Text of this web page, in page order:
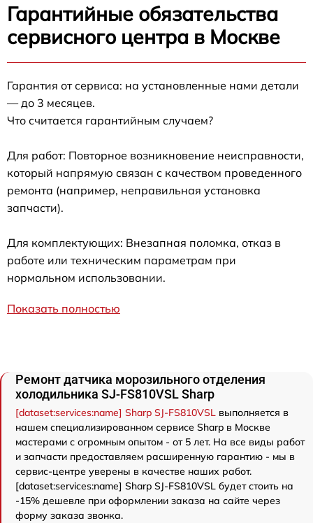
Гарантийные обязательства
сервисного центра в Москве
Гарантия от сервиса: на установленные нами детали
— до 3 месяцев.
Что считается гарантийным случаем?
Для работ: Повторное возникновение неисправности,
который напрямую связан с качеством проведенного
ремонта (например, неправильная установка
запчасти).
Для комплектующих: Внезапная поломка, отказ в
работе или техническим параметрам при
нормальном использовании.
Показать полностью
Ремонт датчика морозильного отделения
холодильника SJ-FS810VSL Sharp
[dataset:services:name] Sharp SJ-FS810VSL выполняется в
нашем специализированном сервисе Sharp в Москве
мастерами с огромным опытом - от 5 лет. На все виды работ
и запчасти предоставляем расширенную гарантию - мы в
сервис-центре уверены в качестве наших работ.
[dataset:services:name] Sharp SJ-FS810VSL будет стоить на
-15% дешевле при оформлении заказа на сайте через
форму заказа звонка.